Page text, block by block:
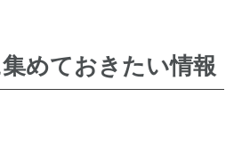
めておきたい情報